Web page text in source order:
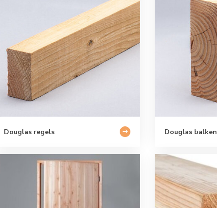
Douglas regels Douglas balken